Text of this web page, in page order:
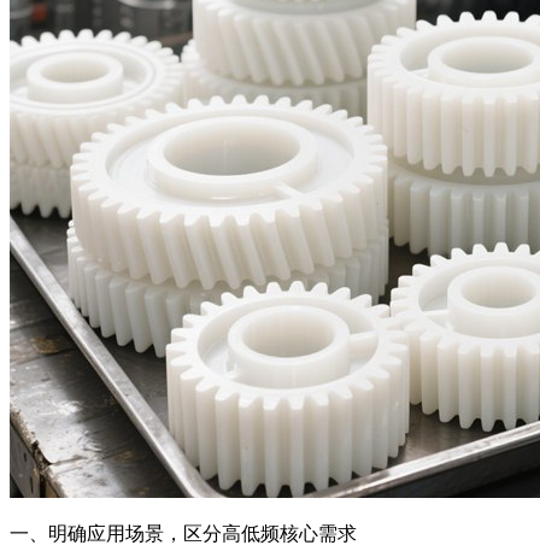
一、明确应用场景，区分高低频核心需求